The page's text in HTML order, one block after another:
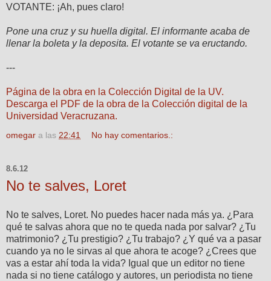
VOTANTE: ¡Ah, pues claro!
Pone una cruz y su huella digital. El informante acaba de
llenar la boleta y la deposita. El votante se va eructando.
---
Página de la obra en la Colección Digital de la UV.
Descarga el PDF de la obra de la Colección digital de la
Universidad Veracruzana.
omegar a las 22:41 No hay comentarios.:
8.6.12
No te salves, Loret
No te salves, Loret. No puedes hacer nada más ya. ¿Para
qué te salvas ahora que no te queda nada por salvar? ¿Tu
matrimonio? ¿Tu prestigio? ¿Tu trabajo? ¿Y qué va a pasar
cuando ya no le sirvas al que ahora te acoge? ¿Crees que
vas a estar ahí toda la vida? Igual que un editor no tiene
nada si no tiene catálogo y autores, un periodista no tiene